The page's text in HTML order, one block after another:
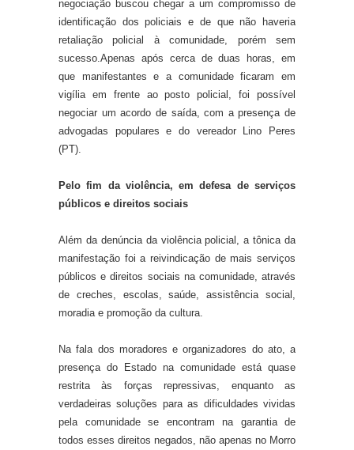
negociação buscou chegar a um compromisso de
identificação dos policiais e de que não haveria
retaliação policial à comunidade, porém sem
sucesso.Apenas após cerca de duas horas, em
que manifestantes e a comunidade ficaram em
vigília em frente ao posto policial, foi possível
negociar um acordo de saída, com a presença de
advogadas populares e do vereador Lino Peres
(PT).
Pelo fim da violência, em defesa de serviços
públicos e direitos sociais
Além da denúncia da violência policial, a tônica da
manifestação foi a reivindicação de mais serviços
públicos e direitos sociais na comunidade, através
de creches, escolas, saúde, assistência social,
moradia e promoção da cultura.
Na fala dos moradores e organizadores do ato, a
presença do Estado na comunidade está quase
restrita às forças repressivas, enquanto as
verdadeiras soluções para as dificuldades vividas
pela comunidade se encontram na garantia de
todos esses direitos negados, não apenas no Morro